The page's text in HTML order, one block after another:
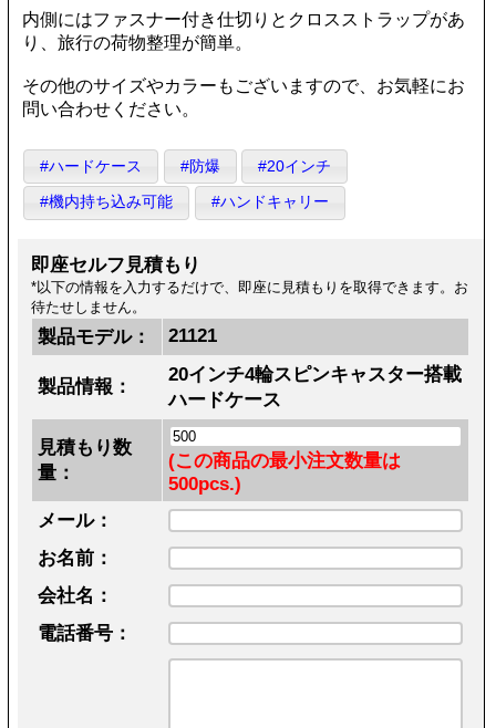
内側にはファスナー付き仕切りとクロスストラップがあ
り、旅行の荷物整理が簡単。
その他のサイズやカラーもございますので、お気軽にお
問い合わせください。
#ハードケース #防爆 #20インチ
#機内持ち込み可能 #ハンドキャリー
即座セルフ見積もり
*以下の情報を入力するだけで、即座に見積もりを取得できます。お
待たせしません。
製品モデル： 21121
製品情報：
20インチ4輪スピンキャスター搭載
ハードケース
見積もり数
量：
(この商品の最小注文数量は
500pcs.)
メール：
お名前：
会社名：
電話番号：